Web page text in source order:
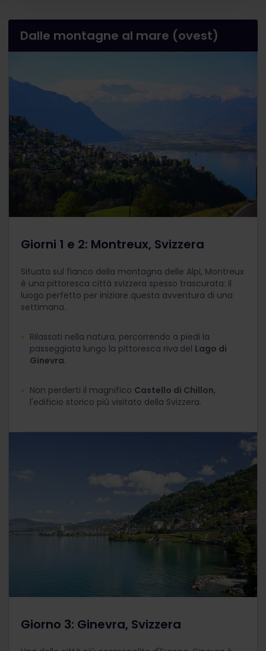
Dalle montagne al mare (ovest)
Giorni 1 e 2: Montreux, Svizzera
Situata sul fianco della montagna delle Alpi, Montreux
è una pittoresca città svizzera spesso trascurata: il
luogo perfetto per iniziare questa avventura di una
settimana.
Rilassati nella natura, percorrendo a piedi la
passeggiata lungo la pittoresca riva del Lago di
Ginevra.
Non perderti il magnifico Castello di Chillon,
l'edificio storico più visitato della Svizzera.
Giorno 3: Ginevra, Svizzera